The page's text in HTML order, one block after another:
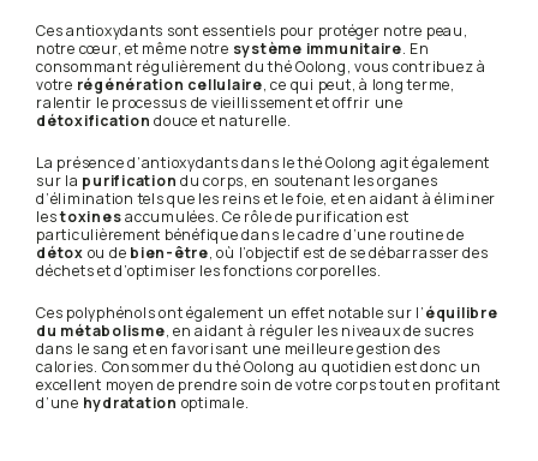
Ces antioxydants sont essentiels pour protéger notre peau,
notre cœur, et même notre système immunitaire. En
consommant régulièrement du thé Oolong, vous contribuez à
votre régénération cellulaire, ce qui peut, à long terme,
ralentir le processus de vieillissement et offrir une
détoxification douce et naturelle.
La présence d’antioxydants dans le thé Oolong agit également
sur la purification du corps, en soutenant les organes
d’élimination tels que les reins et le foie, et en aidant à éliminer
lestoxinesaccumulées. Ce rôle de purification est
particulièrement bénéfique dans le cadre d’une routine de
détox ou de bien-être, où l’objectif est de se débarrasser des
déchets et d’optimiser les fonctions corporelles.
Ces polyphénols ont également un effet notable sur l’équilibre
du métabolisme, en aidant à réguler les niveaux de sucres
dans le sang et en favorisant une meilleure gestion des
calories. Consommer du thé Oolong au quotidien est donc un
excellent moyen de prendre soin de votre corps tout en profitant
d’une hydratation optimale.